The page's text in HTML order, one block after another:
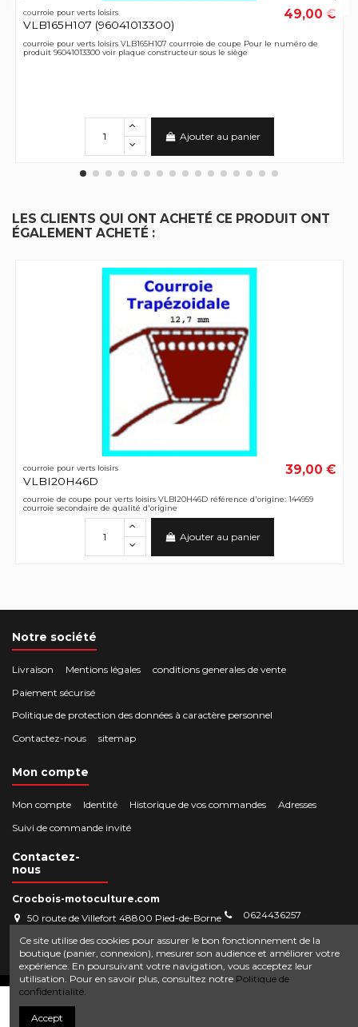
courroie pour verts loisirs
VLB165H107 (96041013300)
49,00 €
courroie pour verts loisirs VLB165H107 courrroie de coupe Pour le numéro de
produit 96041013300 voir plaque constructeur sous le siège
Ajouter au panier
LES CLIENTS QUI ONT ACHETÉ CE PRODUIT ONT
ÉGALEMENT ACHETÉ :
courroie pour verts loisirs
VLBI20H46D
39,00 €
courroie de coupe pour verts loisirs VLBI20H46D référence d'origine: 144959
courroie secondaire de qualité d'origine
Ajouter au panier
Notre société
Livraison Mentions légales
conditions generales de vente
Paiement sécurisé
Politique de protection des données à caractère personnel
Contactez-nous
sitemap
Mon compte
Mon compte Identité Historique de vos commandes
Adresses
Suivi de commande invité
Contactez-
nous
Crocbois-motoculture.com
50 route de Villefort 48800 Pied-de-Borne
0624436257
contact@crocbois-motoculture.com
© Copyright 2025 Crocbois-motoculture.com. All Rights Reserved.
Ce site utilise des cookies pour assurer le bon fonctionnement de la
boutique (panier, connexion), mesurer son audience et améliorer votre
expérience. En poursuivant votre navigation, vous acceptez leur
utilisation. Pour en savoir plus, consultez notre Politique de
confidentialité.
Accept